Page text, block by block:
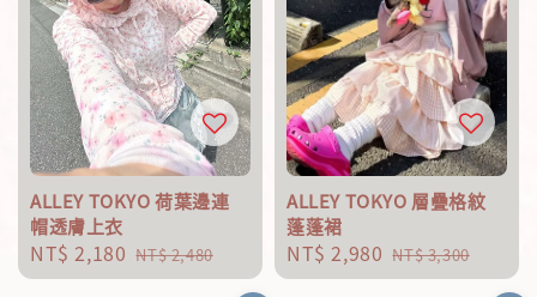
ALLEY TOKYO 荷葉邊連
帽透膚上衣
Sale
price
NT$ 2,180 Regular
price
NT$ 2,480
ALLEY TOKYO 層疊格紋
蓬蓬裙
Sale
price
NT$ 2,980 Regular
price
NT$ 3,300